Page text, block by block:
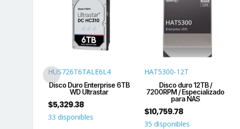
HUS726T6TALE6L4
Disco Duro Enterprise 6TB
WD Ultrastar
$5,329.38
33 disponibles
HAT5300-12T
Disco duro 12TB /
7200RPM / Especializado
para NAS
$10,759.78
35 disponibles